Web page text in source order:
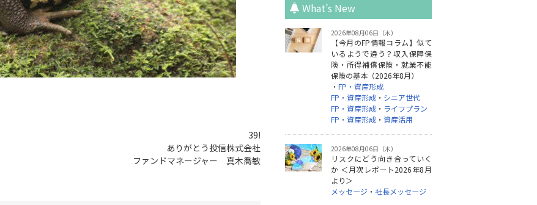
39!
ありがとう投信株式会社
ファンドマネージャー 真木喬敏
What’s New
2026年08月06日（木）
【今月のFP情報コラム】似て
いるようで違う？収入保障保
険・所得補償保険・就業不能
保険の基本（2026年8月）
・ FP・資産形成
FP・資産形成 ・ シニア世代
FP・資産形成 ・ ライフプラン
FP・資産形成 ・ 資産活用
2026年08月06日（木）
リスクにどう向き合っていく
か ＜月次レポート2026年8月
より＞
メッセージ ・ 社長メッセージ